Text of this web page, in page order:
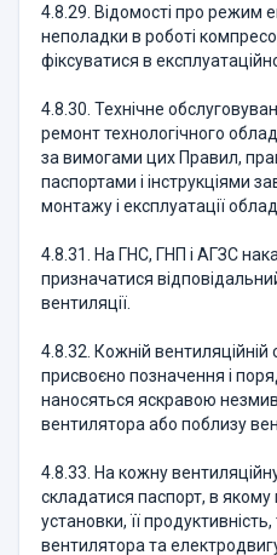
4.8.29. Відомості про режим
неполадки в роботі
фіксуватися в
4.8.30. Технічне
ремонт технологічного
за вимогами цих Правил,
паспортами і інструкціями
монтажу і експлуатації
4.8.31. На ГНС, ГНП і АГЗС
призначатися
вентиляції.
4.8.32. Кожній вентиляційній
присвоєно позначення і
наносяться яскравою
вентилятора або поблизу
4.8.33. На кожну
складатися паспорт, в
установки, її
вентилятора та